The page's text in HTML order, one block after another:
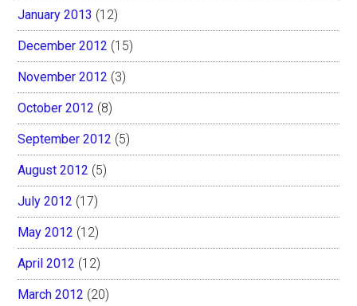
January 2013 (12)
December 2012 (15)
November 2012 (3)
October 2012 (8)
September 2012 (5)
August 2012 (5)
July 2012 (17)
May 2012 (12)
April 2012 (12)
March 2012 (20)